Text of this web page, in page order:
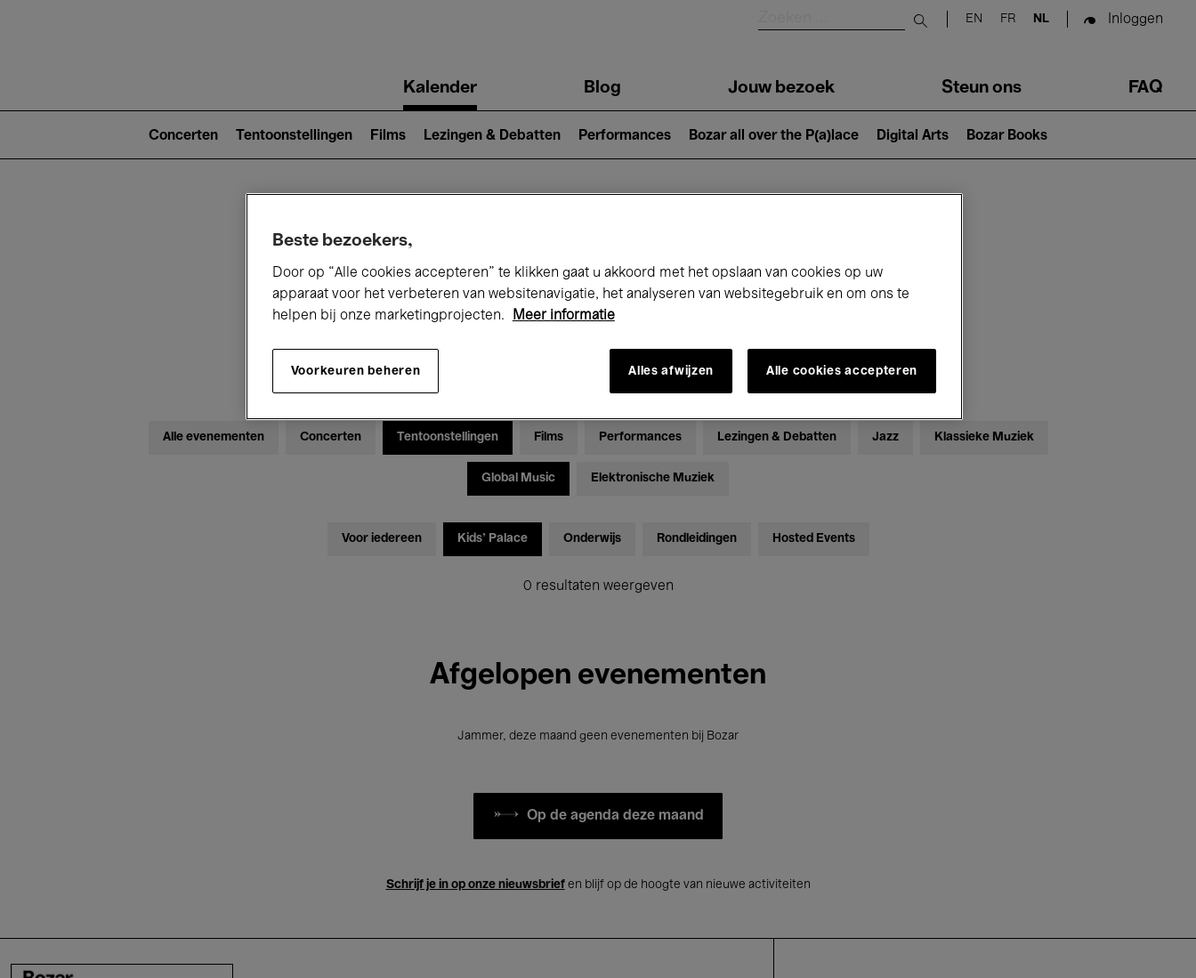
Submit search
EN FR NL Inloggen
navigationKalender Blog Jouw bezoek Steun ons FAQ
2)
Concerten Tentoonstellingen Films Lezingen & Debatten Performances Bozar all over the P(a)lace Digital Arts Bozar Books
Alle evenementen Concerten Tentoonstellingen Films Performances Lezingen & Debatten Jazz Klassieke Muziek
Global Music Elektronische Muziek
Voor iedereen Kids’ Palace Onderwijs Rondleidingen Hosted Events
0 resultaten weergeven
Afgelopen evenementen
Jammer, deze maand geen evenementen bij Bozar
Op de agenda deze maand
Schrijf je in op onze nieuwsbriefen blijf op de hoogte van nieuwe activiteiten
Beste bezoekers,
Door op “Alle cookies accepteren” te klikken gaat u akkoord met het opslaan van cookies op uw
apparaat voor het verbeteren van websitenavigatie, het analyseren van websitegebruik en om ons te
helpen bij onze marketingprojecten.
Meer informatie
Voorkeuren beheren Alles afwijzen Alle cookies accepteren